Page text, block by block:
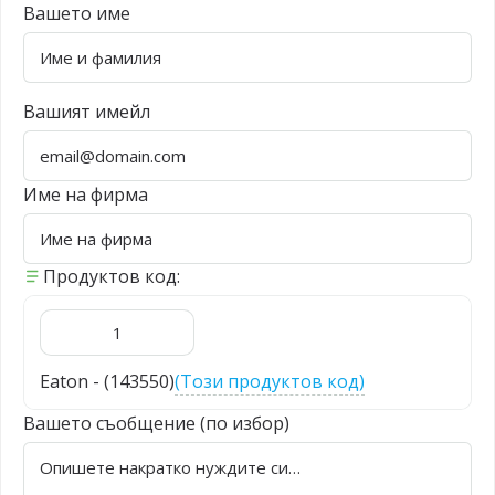
Вашето име
Вашият имейл
Име на фирма
Продуктов код:
Eaton - (143550)(Този продуктов код)
Вашето съобщение (по избор)